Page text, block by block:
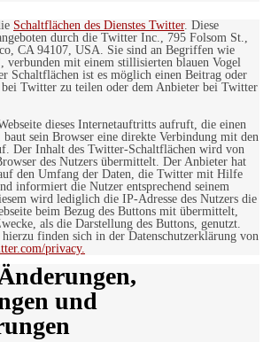
Schaltflächen des Dienstes Twitter. Diese
durch die Twitter Inc., 795 Folsom St.,
CA 94107, USA. Sie sind an Begriffen wie
mit einem stillisierten blauen Vogel
Schaltflächen ist es möglich einen Beitrag oder
bei Twitter zu teilen oder dem Anbieter bei Twitter
dieses Internetauftritts aufruft, die einen
sein Browser eine direkte Verbindung mit den
Der Inhalt des Twitter-Schaltflächen wird von
des Nutzers übermittelt. Der Anbieter hat
den Umfang der Daten, die Twitter mit Hilfe
informiert die Nutzer entsprechend seinem
wird lediglich die IP-Adresse des Nutzers die
beim Bezug des Buttons mit übermittelt,
als die Darstellung des Buttons, genutzt.
finden sich in der Datenschutzerklärung von
privacy.
und